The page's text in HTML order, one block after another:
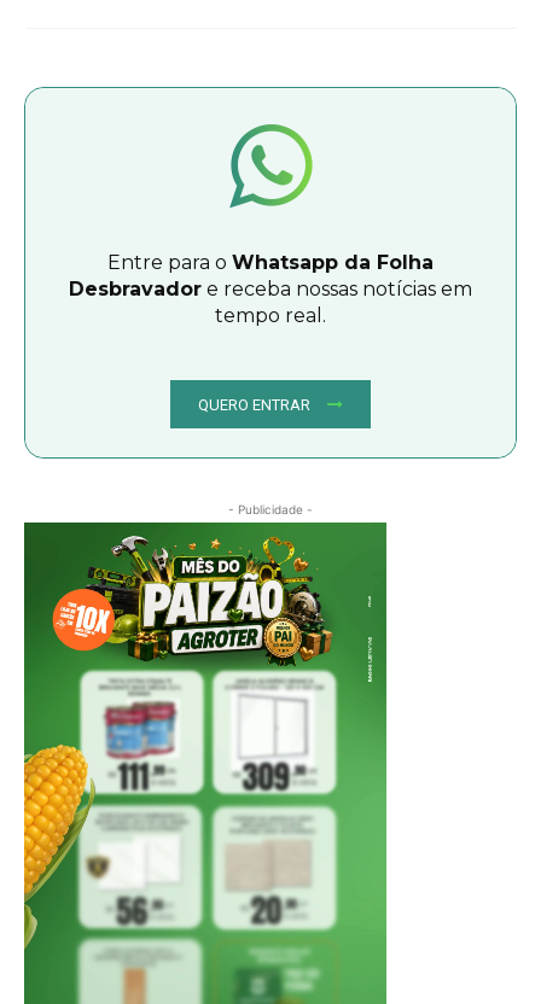
Entre para o Whatsapp da Folha
Desbravador e receba nossas notícias em
tempo real.
QUERO ENTRAR
- Publicidade -